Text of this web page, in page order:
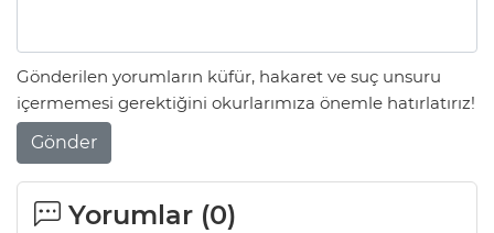
Gönderilen yorumların küfür, hakaret ve suç unsuru
içermemesi gerektiğini okurlarımıza önemle hatırlatırız!
Gönder
Yorumlar (0)